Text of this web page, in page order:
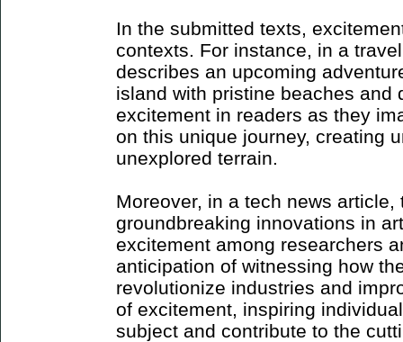
In the submitted texts,
contexts. For instance, in a
describes an upcoming
island with pristine beaches and
excitement in readers as they
on this unique journey, creating
unexplored terrain.
Moreover, in a tech news
groundbreaking innovations in
excitement among researchers
anticipation of witnessing how
revolutionize industries and
of excitement, inspiring
subject and contribute to the